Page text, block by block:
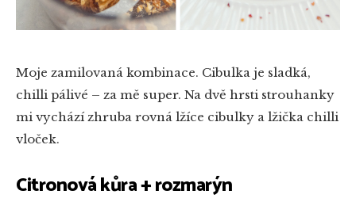
Moje zamilovaná kombinace. Cibulka je sladká,
chilli pálivé – za mě super. Na dvě hrsti strouhanky
mi vychází zhruba rovná lžíce cibulky a lžička chilli
vloček.
Citronová kůra + rozmarýn